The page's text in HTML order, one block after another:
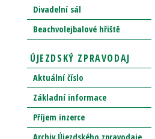
Divadelní sál
Beachvolejbalové hřiště
ÚJEZDSKÝ ZPRAVODAJ
Aktuální číslo
Základní informace
Příjem inzerce